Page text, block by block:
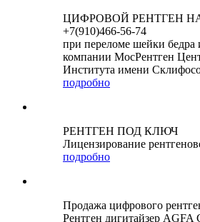
ЦИФРОВОЙ РЕНТГЕН
+7(910)466-56-74
при переломе шейки
компании МосРентген
Института имени
подробно
РЕНТГЕН ПОД КЛЮЧ
Лицензирование
подробно
Продажа цифрового
Рентген дигитайзер AGFA